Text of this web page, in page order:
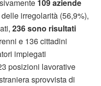
109 aziende
irregolarità (56,9%),
236 sono risultati
e 136 cittadini
impiegati
posizioni lavorative
sprovvista di